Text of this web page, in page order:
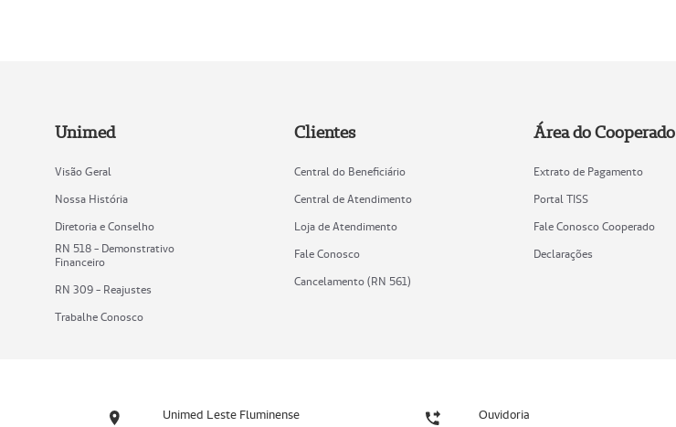
Unimed
Visão Geral
Nossa História
Diretoria e Conselho
RN 518 - Demonstrativo
Financeiro
RN 309 - Reajustes
Trabalhe Conosco
Clientes
Central do Beneficiário
Central de Atendimento
Loja de Atendimento
Fale Conosco
Cancelamento (RN 561)
Área do Cooperado
Extrato de Pagamento
Portal TISS
Fale Conosco Cooperado
Declarações
Unimed Leste Fluminense Ouvidoria